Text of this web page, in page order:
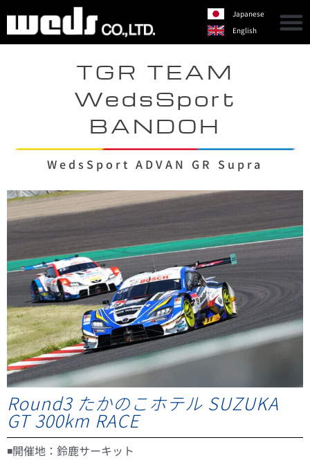
Japanese
English
TGR TEAM
WedsSport
BANDOH
WedsSport ADVAN GR Supra
Round3 たかのこホテル SUZUKA
GT 300km RACE
◾️開催地：鈴鹿サーキット